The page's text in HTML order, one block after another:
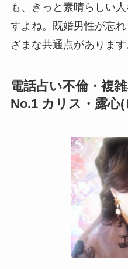
も、きっと素晴らしい
すよね。既婚男性が忘
ざまな共通点があります
電話占い不倫・複
No.1 カリス・露心(